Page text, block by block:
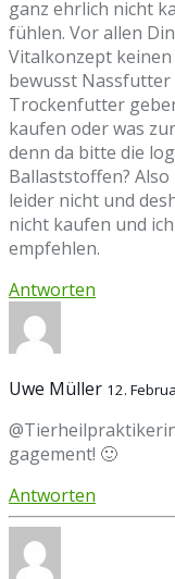
ganz ehrlich nicht
fühlen. Vor allen
Vitalkonzept keinen
bewusst
Trockenfutter
kaufen oder was
denn da bitte die
Ballaststoffen?
leider nicht und
nicht kaufen und
empfehlen.
Antworten
Uwe Müller 12.
ga­ge­ment! 🙂
Antworten